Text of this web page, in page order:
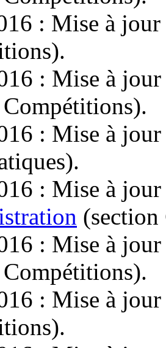
: Mise à
: Mise à
: Mise à
: Mise à
: Mise à
: Mise à